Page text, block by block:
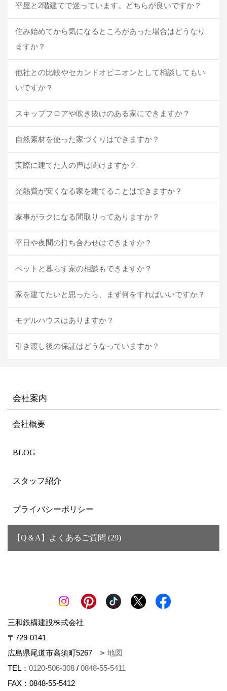
平屋と2階建てで迷っています。どちらが良いですか？
住み始めてから気になるところがあった場合はどうなり
ますか？
他社との比較やセカンドオピニオンとして相談してもい
いですか？
スキップフロアや吹き抜けのある家にできますか？
自然素材を使った家づくりはできますか？
実際に建てた人の声は聞けますか？
光熱費が安くなる家を建てることはできますか？
家事がラクになる間取りってありますか？
平日や夜間の打ち合わせはできますか？
ペットと暮らす家の相談もできますか？
家を建てたいと思ったら、まず何をすればいいですか？
モデルハウスはありますか？
引き渡し後の保証はどうなっていますか？
会社案内
会社概要
BLOG
スタッフ紹介
プライバシーポリシー
【Q＆A】よくあるご質問 (29)
三和鉄構建設株式会社
〒729-0141
広島県尾道市高須町5267
地図
TEL： 0120-506-308 / 0848-55-5411
FAX：0848-55-5412